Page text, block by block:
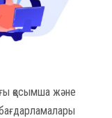
қосымша және